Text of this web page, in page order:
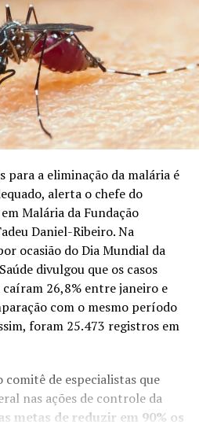
para a eliminação da malária é
alerta o chefe do
Malária da Fundação
Daniel-Ribeiro. Na
ocasião do Dia Mundial da
divulgou que os casos
26,8% entre janeiro e
com o mesmo período
foram 25.473 registros em
de especialistas que
nas ações de controle da
metas de reduzir em 90% os